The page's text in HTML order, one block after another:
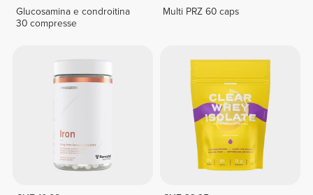
Glucosamina e condroitina
30 compresse
Multi PRZ 60 caps